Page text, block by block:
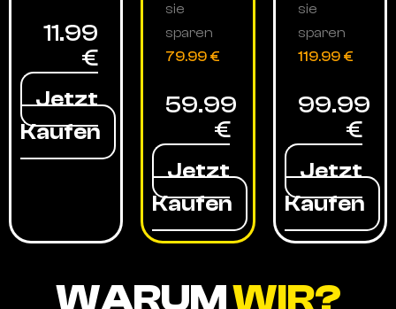
11.99
€
Jetzt
Kaufen
sie
sparen
79.99 €
59.99
€
Jetzt
Kaufen
sie
sparen
119.99 €
99.99
€
Jetzt
Kaufen
WARUMWIR?